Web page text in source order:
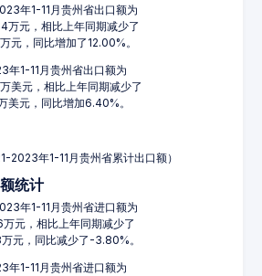
年1-11月贵州省出口额为
元，相比上年同期减少了
元，同比增加了12.00%。
年1-11月贵州省出口额为
美元，相比上年同期减少了
元，同比增加6.40%。
2023年1-11月贵州省累计出口额）
统计
年1-11月贵州省进口额为
元，相比上年同期减少了
元，同比减少了-3.80%。
年1-11月贵州省进口额为